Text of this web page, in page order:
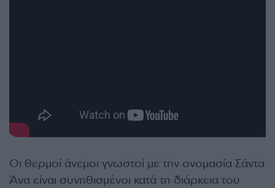
Οι θερμοί άνεμοι γνωστοί με την ονομασία Σάντα
Άνα είναι συνηθισμένοι κατά τη διάρκεια του